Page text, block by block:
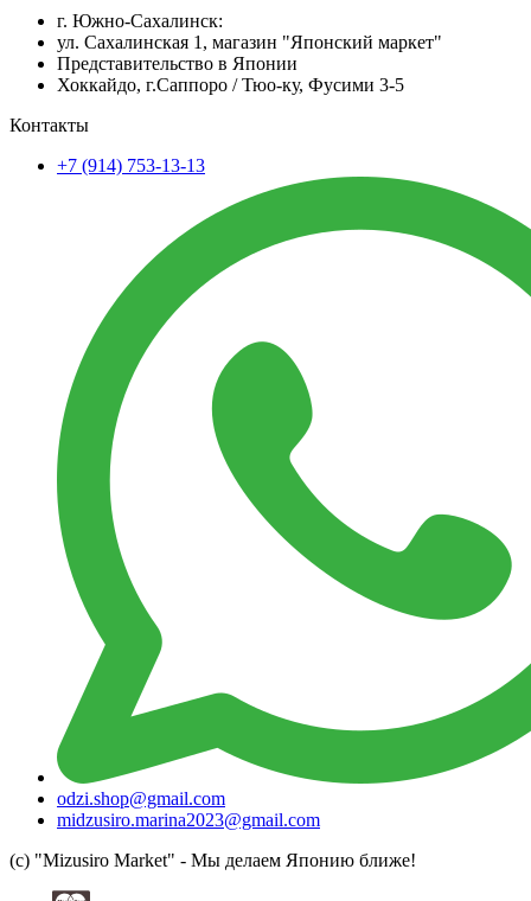
г. Южно-Сахалинск:
ул. Сахалинская 1, магазин "Японский маркет"
Представительство в Японии
Хоккайдо, г.Саппоро / Тюо-ку, Фусими 3-5
Контакты
+7 (914) 753-13-13
odzi.shop@gmail.com
midzusiro.marina2023@gmail.com
(c) "Mizusiro Market" - Мы делаем Японию ближе!